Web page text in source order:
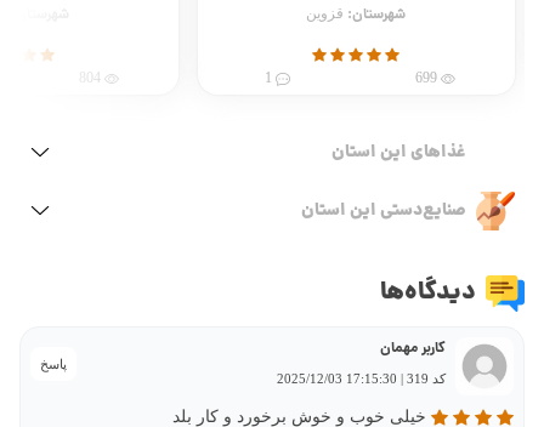
شهرستان: قزوین
699
غذاهای این استان
صنایع‌دستی این استان
دیدگاه‌ها
پاسخ
کاربر مهمان
کد 319 | 17:15:30 2025/12/03
خیلی خوب و خوش برخورد و کار بلد